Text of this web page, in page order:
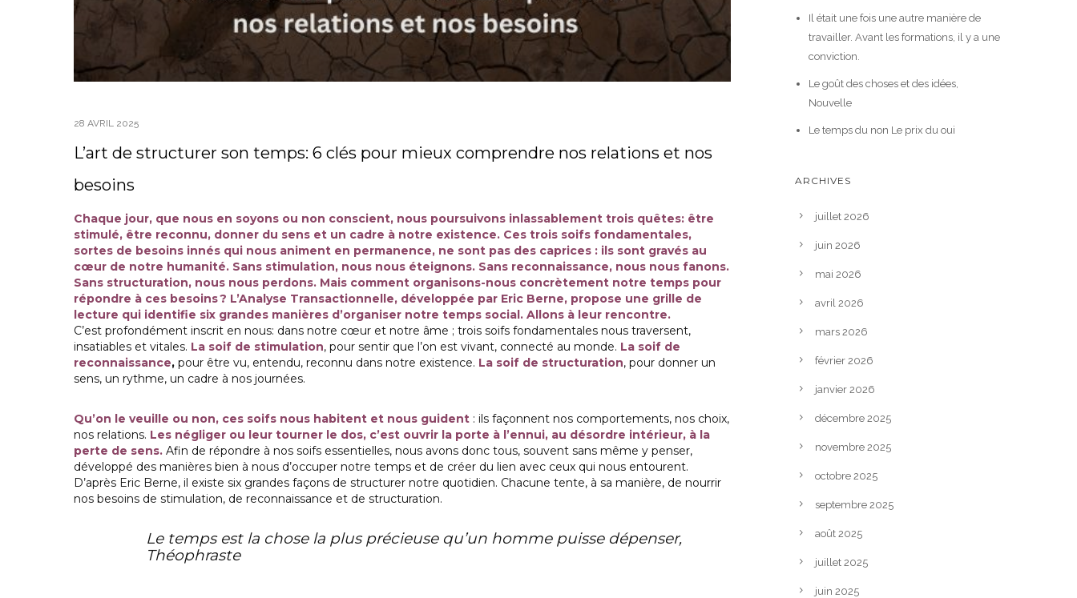
28 AVRIL 2025
L’art de structurer son temps: 6 clés pour mieux comprendre nos relations et nos
besoins
Chaque jour, que nous en soyons ou non conscient, nous poursuivons inlassablement trois quêtes: être
stimulé, être reconnu, donner du sens et un cadre à notre existence. Ces trois soifs fondamentales,
sortes de besoins innés qui nous animent en permanence, ne sont pas des caprices : ils sont gravés au
cœur de notre humanité. Sans stimulation, nous nous éteignons. Sans reconnaissance, nous nous fanons.
Sans structuration, nous nous perdons. Mais comment organisons-nous concrètement notre temps pour
répondre à ces besoins ? L’Analyse Transactionnelle, développée par Eric Berne, propose une grille de
lecture qui identifie six grandes manières d’organiser notre temps social. Allons à leur rencontre.
C’est profondément inscrit en nous: dans notre cœur et notre âme ; trois soifs fondamentales nous traversent,
insatiables et vitales. La soif de stimulation, pour sentir que l’on est vivant, connecté au monde. La soif de
reconnaissance, pour être vu, entendu, reconnu dans notre existence. La soif de structuration, pour donner un
sens, un rythme, un cadre à nos journées.
Qu’on le veuille ou non, ces soifs nous habitent et nous guident : ils façonnent nos comportements, nos choix,
nos relations. Les négliger ou leur tourner le dos, c’est ouvrir la porte à l’ennui, au désordre intérieur, à la
perte de sens. Afin de répondre à nos soifs essentielles, nous avons donc tous, souvent sans même y penser,
développé des manières bien à nous d’occuper notre temps et de créer du lien avec ceux qui nous entourent.
D’après Eric Berne, il existe six grandes façons de structurer notre quotidien. Chacune tente, à sa manière, de nourrir
nos besoins de stimulation, de reconnaissance et de structuration.
Le temps est la chose la plus précieuse qu’un homme puisse dépenser,
Théophraste
Il était une fois une autre manière de
travailler. Avant les formations, il y a une
conviction.
Le goût des choses et des idées,
Nouvelle
Le temps du non Le prix du oui
ARCHIVES
juillet 2026
juin 2026
mai 2026
avril 2026
mars 2026
février 2026
janvier 2026
décembre 2025
novembre 2025
octobre 2025
septembre 2025
août 2025
juillet 2025
juin 2025